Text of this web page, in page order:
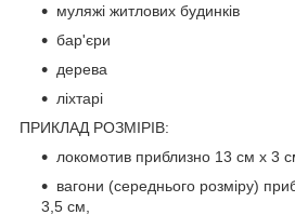
муляжі житлових будинків
бар'єри
дерева
ліхтарі
ПРИКЛАД РОЗМІРІВ:
локомотив приблизно 13 см х 3
вагони (середнього розміру)
3,5 см,